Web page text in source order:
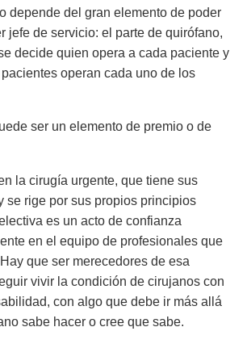
depende del gran elemento de poder
jefe de servicio: el parte de quirófano,
decide quien opera a cada paciente y
operan cada uno de los
ser un elemento de premio o de
la cirugía urgente, que tiene sus
se rige por sus propios principios
es un acto de confianza
en el equipo de profesionales que
que ser merecedores de esa
vivir la condición de cirujanos con
con algo que debe ir más allá
sabe hacer o cree que sabe.